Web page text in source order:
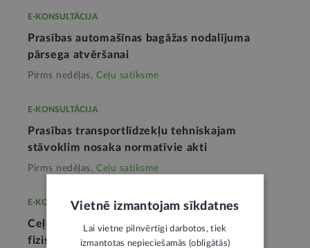
E-KONSULTĀCIJA
Prasības automašīnas bagāžas nodalījuma
pārsega atvēršanai
Pirms nedēļas, Ceļu satiksme
E-KONSULTĀCIJA
Prasības transportlīdzekļu tehniskajam
stāvoklim nosaka normatīvie akti
Pirms nedēļas, Ceļu satiksme
E-KONSULTĀCIJA
Ceļu satiksmes noteikumi ir saistoši visām
fiziskajām un juridiskajām personām
Vietnē izmantojam sīkdatnes
Lai vietne pilnvērtīgi darbotos, tiek
izmantotas nepieciešamās (obligātās)